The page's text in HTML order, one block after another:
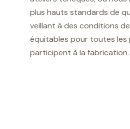
plus hauts standards de
veillant à des conditions
équitables pour toutes les
participent à la fabrication.